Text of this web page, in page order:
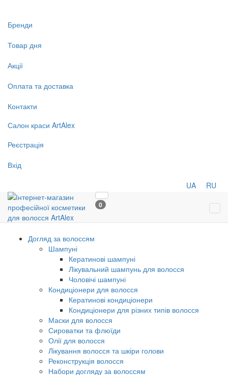
Бренди
Товар дня
Акції
Оплата та доставка
Контакти
Салон краси ArtAlex
Реєстрація
Вхід
UA RU
0
Догляд за волоссям
Шампуні
Кератинові шампуні
Лікувальний шампунь для волосся
Чоловічі шампуні
Кондиціонери для волосся
Кератинові кондиціонери
Кондиціонери для різних типів волосся
Маски для волосся
Сироватки та флюїди
Олії для волосся
Лікування волосся та шкіри голови
Реконструкція волосся
Набори догляду за волоссям